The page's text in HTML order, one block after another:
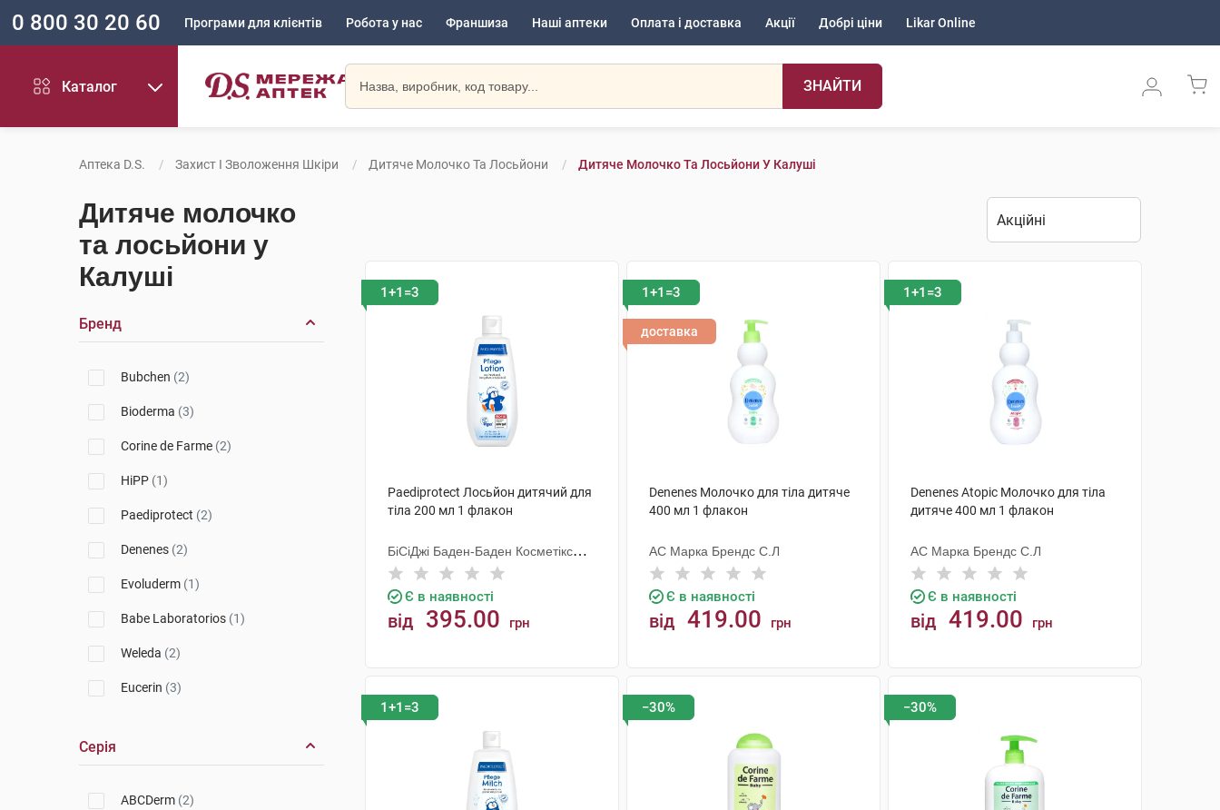
0 800 30 20 60 Програми для клієнтів Робота у нас Франшиза Наші аптеки Оплата і доставка Акції Добрі ціни Likar Online
Каталог ЗНАЙТИ
Аптека D.S. Захист І Зволоження Шкіри Дитяче Молочко Та Лосьйони Дитяче Молочко Та Лосьйони У Калуші
Дитяче молочко
та лосьйони у
Калуші
Бренд
Bubchen (2)
Bioderma (3)
Corine de Farme (2)
HiPP (1)
Paediprotect (2)
Denenes (2)
Evoluderm (1)
Babe Laboratorios (1)
Weleda (2)
Eucerin (3)
Серія
ABCDerm (2)
1+1=3
Paediprotect Лосьйон дитячий для
тіла 200 мл 1 флакон
БіСіДжі Баден-Баден Косметікс
Груп Гмбх
Є в наявності
від 395.00 грн
1+1=3
доставка
Denenes Молочко для тіла дитяче
400 мл 1 флакон
АС Марка Брендс С.Л
Є в наявності
від 419.00 грн
1+1=3
Denenes Atopic Молочко для тіла
дитяче 400 мл 1 флакон
АС Марка Брендс С.Л
Є в наявності
від 419.00 грн
1+1=3 −30% −30%